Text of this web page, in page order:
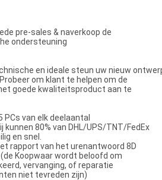
pre-sales & naverkoop de
ondersteuning
en ideale steun uw nieuw
om klant te helpen om de
goede kwaliteitsproduct aan te
PCs van elk deelaantal
kunnen 80% van DHL/UPS/TNT/FedEx
en snel.
rapport van het urenantwoord 8D
Koopwaar wordt beloofd om
vervanging, of reparatie
niet tevreden zijn)